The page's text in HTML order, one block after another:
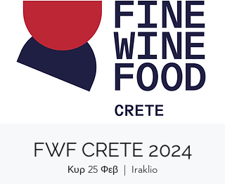
FWF CRETE 2024
Κυρ 25 Φεβ
  |
Iraklio